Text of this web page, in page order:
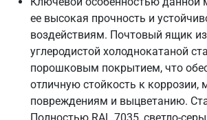
ее высокая прочность и
воздействиям. Почтовый ящик
углеродистой холоднокатаной
порошковым покрытием, что
отличную стойкость к коррозии,
повреждениям и выцветанию.
Полностью RAL 7035, светло-